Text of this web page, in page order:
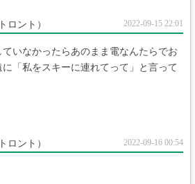
ロント） 2022-09-15 22:01
いなかったらあのまま電なんたらでお
「私をスキーに連れてって」と言って
ロント） 2022-09-16 00:54